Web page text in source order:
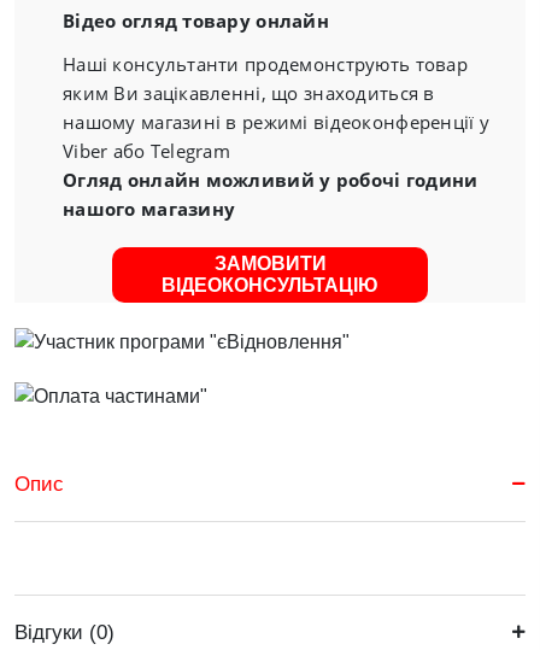
Відео огляд товару онлайн
Наші консультанти продемонструють товар
яким Ви зацікавленні, що знаходиться в
нашому магазині в режимі відеоконференції у
Viber або Telegram
Огляд онлайн можливий у робочі години
нашого магазину
ЗАМОВИТИ
ВІДЕОКОНСУЛЬТАЦІЮ
Опис
Відгуки (0)